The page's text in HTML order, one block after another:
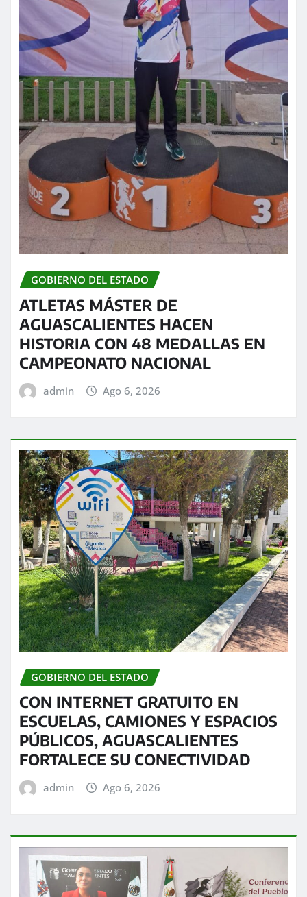
GOBIERNO DEL ESTADO
ATLETAS MÁSTER DE
AGUASCALIENTES HACEN
HISTORIA CON 48 MEDALLAS EN
CAMPEONATO NACIONAL
admin Ago 6, 2026
GOBIERNO DEL ESTADO
CON INTERNET GRATUITO EN
ESCUELAS, CAMIONES Y ESPACIOS
PÚBLICOS, AGUASCALIENTES
FORTALECE SU CONECTIVIDAD
admin Ago 6, 2026